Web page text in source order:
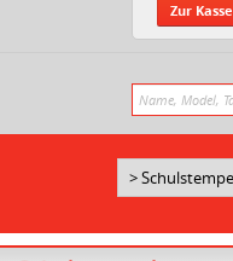
Zur Kasse